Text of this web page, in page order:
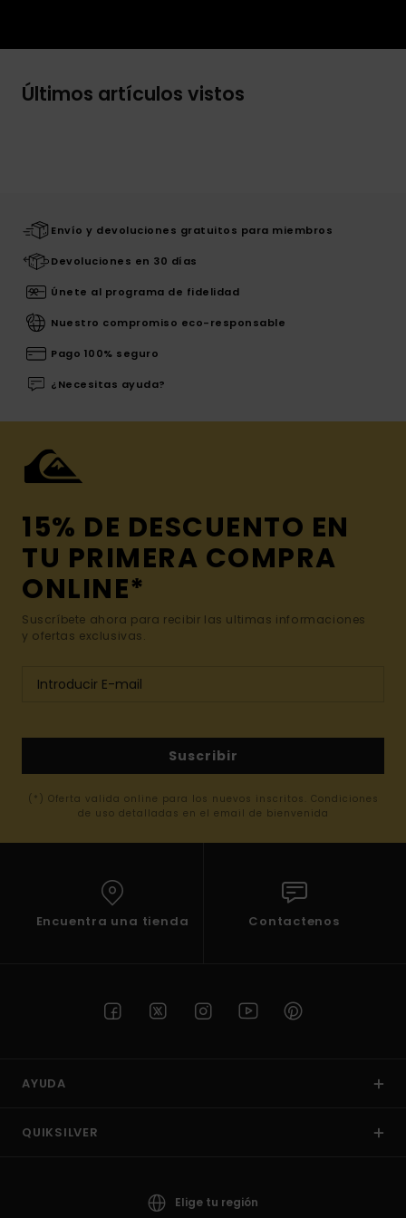
Últimos artículos vistos
Envío y devoluciones gratuitos para miembros
Devoluciones en 30 días
Únete al programa de fidelidad
Nuestro compromiso eco-responsable
Pago 100% seguro
¿Necesitas ayuda?
15% DE DESCUENTO EN
TU PRIMERA COMPRA
ONLINE*
Suscríbete ahora para recibir las ultimas informaciones
y ofertas exclusivas.
Suscribir
(*) Oferta valida online para los nuevos inscritos. Condiciones
de uso detalladas en el email de bienvenida
Encuentra una tienda Contactenos
AYUDA
QUIKSILVER
Elige tu región